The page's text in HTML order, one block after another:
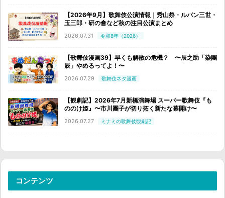
【2026年9月】歌舞伎公演情報｜秀山祭・ルパン三世・
玉三郎・研の會など秋の注目公演まとめ
2026.07.31 令和8年（2026）
【歌舞伎漫画39】早くも解散の危機？ 〜辰之助「染團
辰」やめるってよ！〜
2026.07.29 歌舞伎ネタ漫画
【観劇記】2026年7月新橋演舞場 スーパー歌舞伎『も
ののけ姫』〜市川團子が切り拓く新たな幕開け〜
2026.07.27 ミナミの歌舞伎観劇記
コンテンツ